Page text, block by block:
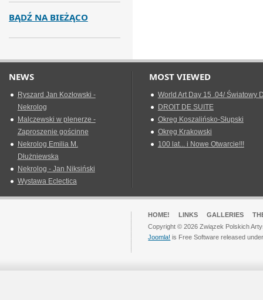
BĄDŹ NA BIEŻĄCO
NEWS
Ryszard Jan Kozłowski -
Nekrolog
Malczewski w plenerze -
Zaproszenie gościnne
Nekrolog Emilia M.
Dłużniewska
Nekrolog - Jan Niksiński
Wystawa Eclectica
MOST VIEWED
World Art Day 15 .04/ Światowy
DROIT DE SUITE
Okreg Koszalińsko-Słupski
Okręg Krakowski
100 lat... i Nowe Otwarcie!!!
HOME! LINKS GALLERIES
Copyright © 2026 Związek Polskich
Joomla! is Free Software released